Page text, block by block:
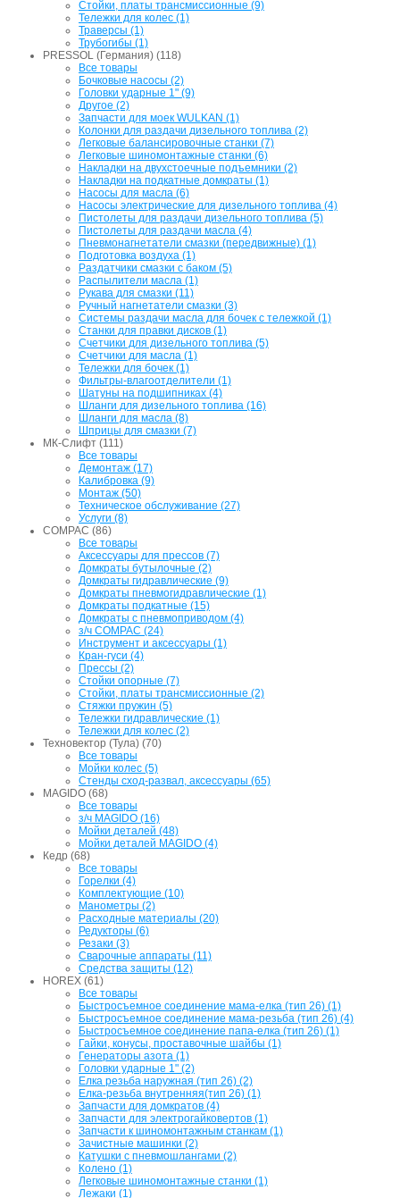
Стойки, платы трансмиссионные (9)
Тележки для колес (1)
Траверсы (1)
Трубогибы (1)
PRESSOL (Германия) (118)
Все товары
Бочковые насосы (2)
Головки ударные 1" (9)
Другое (2)
Запчасти для моек WULKAN (1)
Колонки для раздачи дизельного топлива (2)
Легковые балансировочные станки (7)
Легковые шиномонтажные станки (6)
Накладки на двухстоечные подъемники (2)
Накладки на подкатные домкраты (1)
Насосы для масла (6)
Насосы электрические для дизельного топлива (4)
Пистолеты для раздачи дизельного топлива (5)
Пистолеты для раздачи масла (4)
Пневмонагнетатели смазки (передвижные) (1)
Подготовка воздуха (1)
Раздатчики смазки с баком (5)
Распылители масла (1)
Рукава для смазки (11)
Ручный нагнетатели смазки (3)
Системы раздачи масла для бочек с тележкой (1)
Станки для правки дисков (1)
Счетчики для дизельного топлива (5)
Счетчики для масла (1)
Тележки для бочек (1)
Фильтры-влагоотделители (1)
Шатуны на подшипниках (4)
Шланги для дизельного топлива (16)
Шланги для масла (8)
Шприцы для смазки (7)
МК-Слифт (111)
Все товары
Демонтаж (17)
Калибровка (9)
Монтаж (50)
Техническое обслуживание (27)
Услуги (8)
COMPAC (86)
Все товары
Аксессуары для прессов (7)
Домкраты бутылочные (2)
Домкраты гидравлические (9)
Домкраты пневмогидравлические (1)
Домкраты подкатные (15)
Домкраты с пневмоприводом (4)
з/ч COMPAC (24)
Инструмент и аксессуары (1)
Кран-гуси (4)
Прессы (2)
Стойки опорные (7)
Стойки, платы трансмиссионные (2)
Стяжки пружин (5)
Тележки гидравлические (1)
Тележки для колес (2)
Техновектор (Тула) (70)
Все товары
Мойки колес (5)
Стенды сход-развал, аксессуары (65)
MAGIDO (68)
Все товары
з/ч MAGIDO (16)
Мойки деталей (48)
Мойки деталей MAGIDO (4)
Кедр (68)
Все товары
Горелки (4)
Комплектующие (10)
Манометры (2)
Расходные материалы (20)
Редукторы (6)
Резаки (3)
Сварочные аппараты (11)
Средства защиты (12)
HOREX (61)
Все товары
Быстросъемное соединение мама-елка (тип 26) (1)
Быстросъемное соединение мама-резьба (тип 26) (4)
Быстросъемное соединение папа-елка (тип 26) (1)
Гайки, конусы, проставочные шайбы (1)
Генераторы азота (1)
Головки ударные 1" (2)
Елка резьба наружная (тип 26) (2)
Елка-резьба внутренняя(тип 26) (1)
Запчасти для домкратов (4)
Запчасти для электрогайковертов (1)
Запчасти к шиномонтажным станкам (1)
Зачистные машинки (2)
Катушки с пневмошлангами (2)
Колено (1)
Легковые шиномонтажные станки (1)
Лежаки (1)